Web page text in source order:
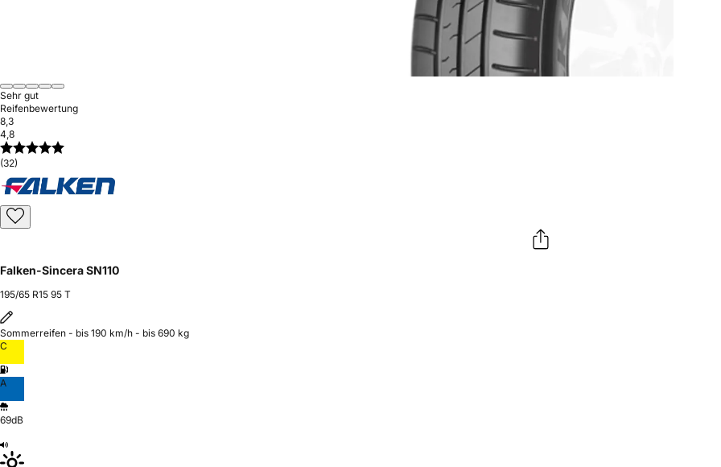
Sehr gut
Reifenbewertung
8,3
4,8
(32)
Falken-Sincera SN110
195/65 R15 95 T
Sommerreifen - bis 190 km/h - bis 690 kg
C
A
69dB